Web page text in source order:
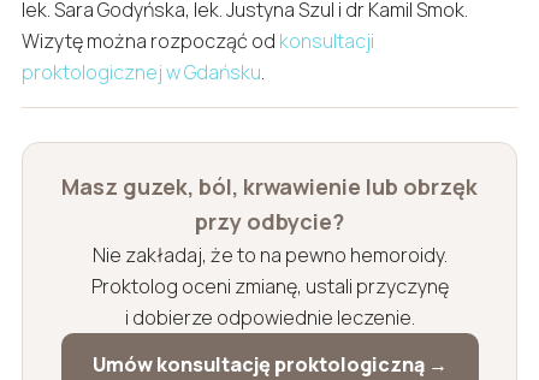
lek. Sara Godyńska, lek. Justyna Szul i dr Kamil Smok.
Wizytę można rozpocząć od konsultacji
proktologicznej w Gdańsku.
Masz guzek, ból, krwawienie lub obrzęk
przy odbycie?
Nie zakładaj, że to na pewno hemoroidy.
Proktolog oceni zmianę, ustali przyczynę
i dobierze odpowiednie leczenie.
Umów konsultację proktologiczną →